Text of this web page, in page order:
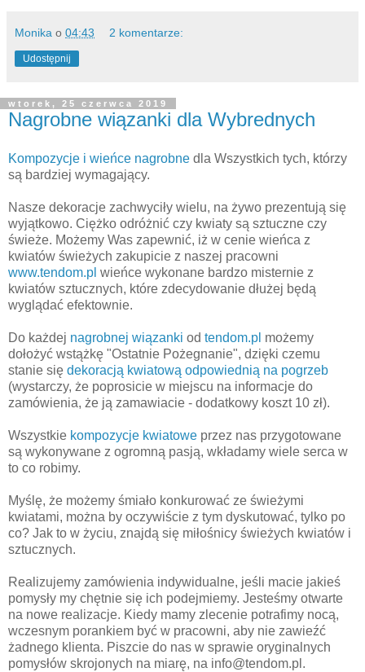
Monika o 04:43 2 komentarze:
Udostępnij
wtorek, 25 czerwca 2019
Nagrobne wiązanki dla Wybrednych
Kompozycje i wieńce nagrobne dla Wszystkich tych, którzy
są bardziej wymagający.
Nasze dekoracje zachwyciły wielu, na żywo prezentują się
wyjątkowo. Ciężko odróżnić czy kwiaty są sztuczne czy
świeże. Możemy Was zapewnić, iż w cenie wieńca z
kwiatów świeżych zakupicie z naszej pracowni
www.tendom.pl wieńce wykonane bardzo misternie z
kwiatów sztucznych, które zdecydowanie dłużej będą
wyglądać efektownie.
Do każdej nagrobnej wiązanki od tendom.pl możemy
dołożyć wstążkę "Ostatnie Pożegnanie", dzięki czemu
stanie się dekoracją kwiatową odpowiednią na pogrzeb
(wystarczy, że poprosicie w miejscu na informacje do
zamówienia, że ją zamawiacie - dodatkowy koszt 10 zł).
Wszystkie kompozycje kwiatowe przez nas przygotowane
są wykonywane z ogromną pasją, wkładamy wiele serca w
to co robimy.
Myślę, że możemy śmiało konkurować ze świeżymi
kwiatami, można by oczywiście z tym dyskutować, tylko po
co? Jak to w życiu, znajdą się miłośnicy świeżych kwiatów i
sztucznych.
Realizujemy zamówienia indywidualne, jeśli macie jakieś
pomysły my chętnie się ich podejmiemy. Jesteśmy otwarte
na nowe realizacje. Kiedy mamy zlecenie potrafimy nocą,
wczesnym porankiem być w pracowni, aby nie zawieźć
żadnego klienta. Piszcie do nas w sprawie oryginalnych
pomysłów skrojonych na miarę, na info@tendom.pl.